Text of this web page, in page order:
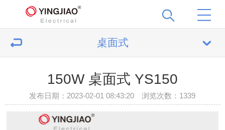
桌面式
150W 桌面式 YS150
发布日期：2023-02-01 08:43:20 浏览次数： 1339